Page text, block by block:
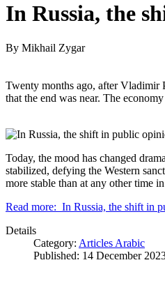
In Russia, the
By Mikhail Zygar
Twenty months ago, after Vladimir
that the end was near. The
Today, the mood has changed
stabilized, defying the Western
more stable than at any other time
Read more: In Russia, the shift in
Details
Category: Articles Arabic
Published: 14 December